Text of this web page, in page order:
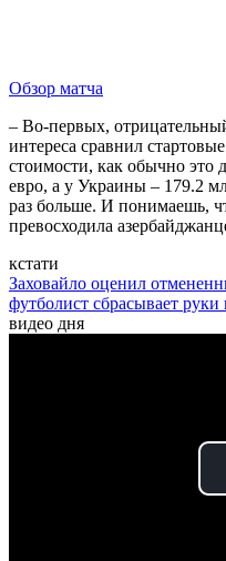
Обзор матча
– Во-первых,
интереса сравнил
стоимости, как обычно
евро, а у Украины – 179.2
раз больше. И понимаешь,
превосходила
кстати
Заховайло оценил
футболист сбрасывает
видео дня